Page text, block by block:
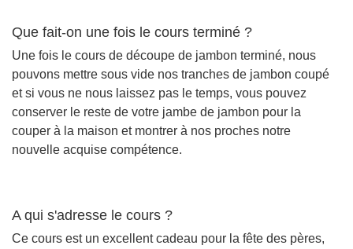
Que fait-on une fois le cours terminé ?
Une fois le cours de découpe de jambon terminé, nous
pouvons mettre sous vide nos tranches de jambon coupé
et si vous ne nous laissez pas le temps, vous pouvez
conserver le reste de votre jambe de jambon pour la
couper à la maison et montrer à nos proches notre
nouvelle acquise compétence.
A qui s'adresse le cours ?
Ce cours est un excellent cadeau pour la fête des pères,